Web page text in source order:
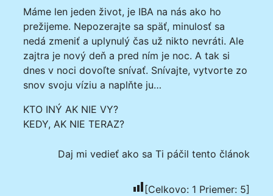
Máme len jeden život, je IBA na nás ako ho
prežijeme. Nepozerajte sa späť, minulosť sa
nedá zmeniť a uplynulý čas už nikto nevráti. Ale
zajtra je nový deň a pred ním je noc. A tak si
dnes v noci dovoľte snívať. Snívajte, vytvorte zo
snov svoju víziu a naplňte ju…
KTO INÝ AK NIE VY?
KEDY, AK NIE TERAZ?
Daj mi vedieť ako sa Ti páčil tento článok
[Celkovo: 1 Priemer: 5]